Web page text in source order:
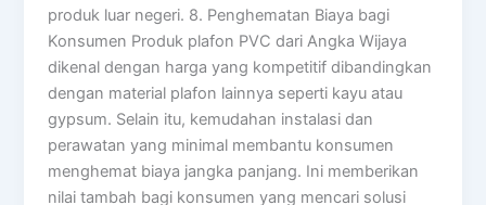
produk luar negeri. 8. Penghematan Biaya bagi
Konsumen Produk plafon PVC dari Angka Wijaya
dikenal dengan harga yang kompetitif dibandingkan
dengan material plafon lainnya seperti kayu atau
gypsum. Selain itu, kemudahan instalasi dan
perawatan yang minimal membantu konsumen
menghemat biaya jangka panjang. Ini memberikan
nilai tambah bagi konsumen yang mencari solusi